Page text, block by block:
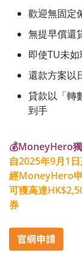
歡迎無固定
無提早償還
即使TU未
還款方案以
貸款以「轉
到手
💰MoneyHero
自2025年9月1
經MoneyHero
可獲高達
券